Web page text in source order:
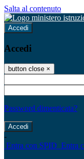
Salta al contenuto
Accedi
Accedi
button close ×
Password dimenticata?
-
Entra con SPID Entra